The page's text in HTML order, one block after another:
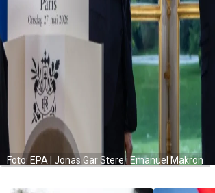
Foto: EPA | Jonas Gar Stere i Emanuel Makron